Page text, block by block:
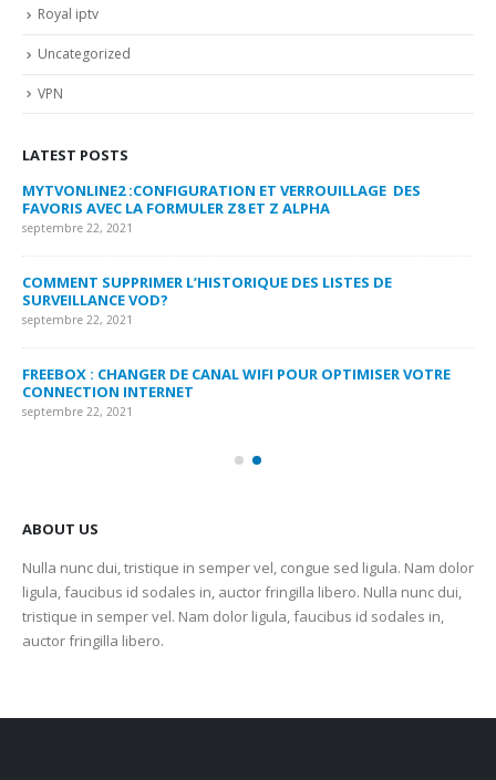
Royal iptv
Uncategorized
VPN
LATEST POSTS
MYTVONLINE2 :CONFIGURATION ET VERROUILLAGE DES
FAVORIS AVEC LA FORMULER Z8 ET Z ALPHA
septembre 22, 2021
COMMENT SUPPRIMER L’HISTORIQUE DES LISTES DE
SURVEILLANCE VOD?
septembre 22, 2021
FREEBOX : CHANGER DE CANAL WIFI POUR OPTIMISER VOTRE
CONNECTION INTERNET
septembre 22, 2021
ABOUT US
Nulla nunc dui, tristique in semper vel, congue sed ligula. Nam dolor
ligula, faucibus id sodales in, auctor fringilla libero. Nulla nunc dui,
tristique in semper vel. Nam dolor ligula, faucibus id sodales in,
auctor fringilla libero.